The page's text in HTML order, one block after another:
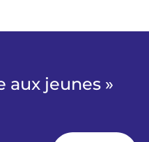
aux jeunes »